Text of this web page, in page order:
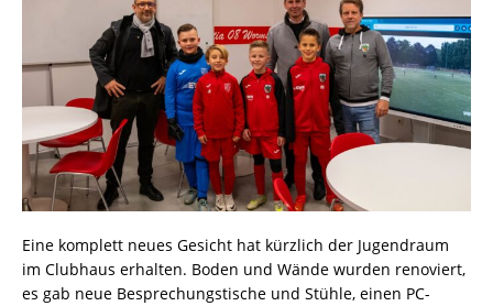
Eine komplett neues Gesicht hat kürzlich der Jugendraum
im Clubhaus erhalten. Boden und Wände wurden renoviert,
es gab neue Besprechungstische und Stühle, einen PC-